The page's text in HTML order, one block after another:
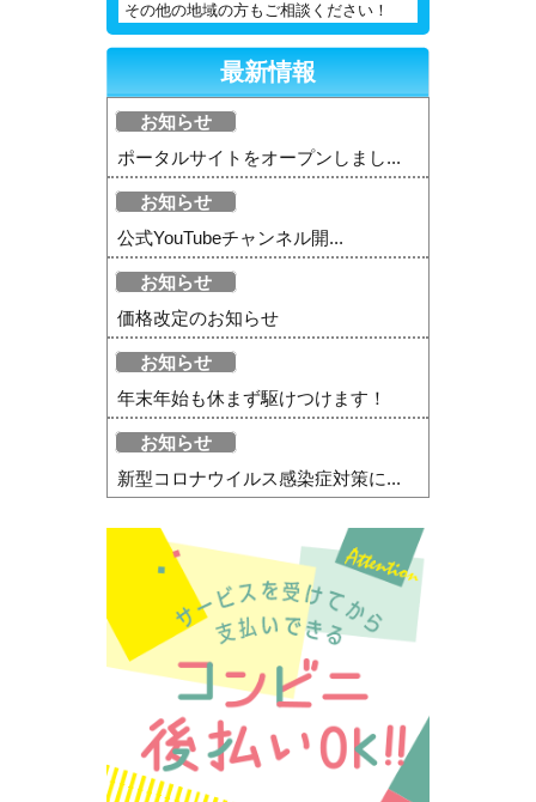
その他の地域の方もご相談ください！
最新情報
お知らせ
ポータルサイトをオープンしまし...
お知らせ
公式YouTubeチャンネル開...
お知らせ
価格改定のお知らせ
お知らせ
年末年始も休まず駆けつけます！
お知らせ
新型コロナウイルス感染症対策に...